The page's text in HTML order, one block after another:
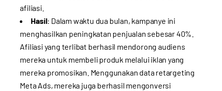
afiliasi.
Hasil: Dalam waktu dua bulan, kampanye ini
menghasilkan peningkatan penjualan sebesar 40%.
Afiliasi yang terlibat berhasil mendorong audiens
mereka untuk membeli produk melalui iklan yang
mereka promosikan. Menggunakan data retargeting
Meta Ads, mereka juga berhasil mengonversi